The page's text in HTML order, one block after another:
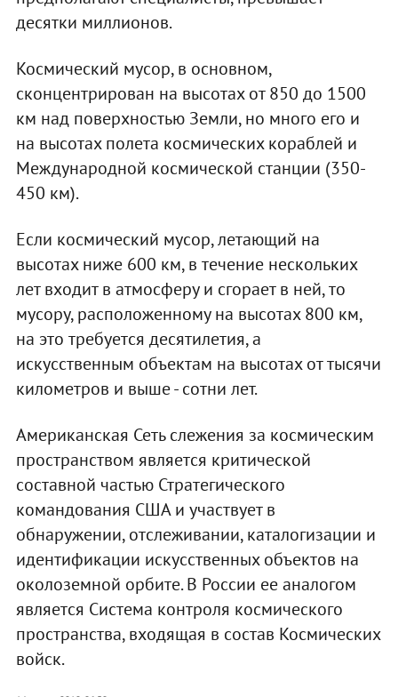
десятки миллионов.
Космический мусор, в основном,
сконцентрирован на высотах от 850 до 1500
км над поверхностью Земли, но много его и
на высотах полета космических кораблей и
Международной космической станции (350-
450 км).
Если космический мусор, летающий на
высотах ниже 600 км, в течение нескольких
лет входит в атмосферу и сгорает в ней, то
мусору, расположенному на высотах 800 км,
на это требуется десятилетия, а
искусственным объектам на высотах от тысячи
километров и выше - сотни лет.
Американская Сеть слежения за космическим
пространством является критической
составной частью Стратегического
командования США и участвует в
обнаружении, отслеживании, каталогизации и
идентификации искусственных объектов на
околоземной орбите. В России ее аналогом
является Система контроля космического
пространства, входящая в состав Космических
войск.